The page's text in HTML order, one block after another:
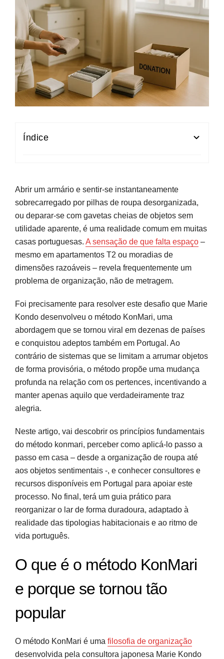
Índice
Princípios base do método KonMari aplicados
às casas portuguesas
Categoria 1: Roupa
Categorias seguintes
Consultores, serviços e recursos KonMari em
Portugal
Transforme a sua casa categoria a categoria
Perguntas frequentes
Fontes e referências
Abrir um armário e sentir-se instantaneamente
sobrecarregado por pilhas de roupa desorganizada,
ou deparar-se com gavetas cheias de objetos sem
utilidade aparente, é uma realidade comum em muitas
casas portuguesas. A sensação de que falta espaço –
mesmo em apartamentos T2 ou moradias de
dimensões razoáveis – revela frequentemente um
problema de organização, não de metragem.
Foi precisamente para resolver este desafio que Marie
Kondo desenvolveu o método KonMari, uma
abordagem que se tornou viral em dezenas de países
e conquistou adeptos também em Portugal. Ao
contrário de sistemas que se limitam a arrumar objetos
de forma provisória, o método propõe uma mudança
profunda na relação com os pertences, incentivando a
manter apenas aquilo que verdadeiramente traz
alegria.
Neste artigo, vai descobrir os princípios fundamentais
do método konmari, perceber como aplicá-lo passo a
passo em casa – desde a organização de roupa até
aos objetos sentimentais -, e conhecer consultores e
recursos disponíveis em Portugal para apoiar este
processo. No final, terá um guia prático para
reorganizar o lar de forma duradoura, adaptado à
realidade das tipologias habitacionais e ao ritmo de
vida português.
O que é o método KonMari
e porque se tornou tão
popular
O método KonMari é uma filosofia de organização
desenvolvida pela consultora japonesa Marie Kondo